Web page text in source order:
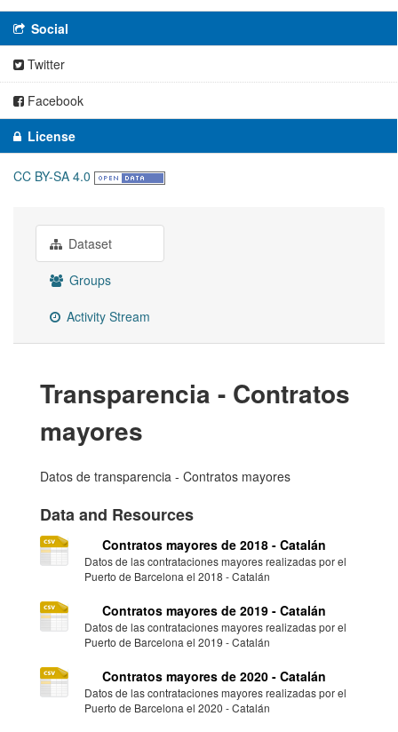
Social
Twitter
Facebook
License
CC BY-SA 4.0
Dataset
Groups
Activity Stream
Transparencia - Contratos
mayores
Datos de transparencia - Contratos mayores
Data and Resources
Contratos mayores de 2018 - Catalán
Datos de las contrataciones mayores realizadas por el
Puerto de Barcelona el 2018 - Catalán
Contratos mayores de 2019 - Catalán
Datos de las contrataciones mayores realizadas por el
Puerto de Barcelona el 2019 - Catalán
Contratos mayores de 2020 - Catalán
Datos de las contrataciones mayores realizadas por el
Puerto de Barcelona el 2020 - Catalán